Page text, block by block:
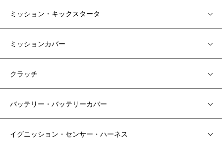
ミッション・キックスタータ
ミッションカバー
クラッチ
バッテリー・バッテリーカバー
イグニッション・センサー・ハーネス